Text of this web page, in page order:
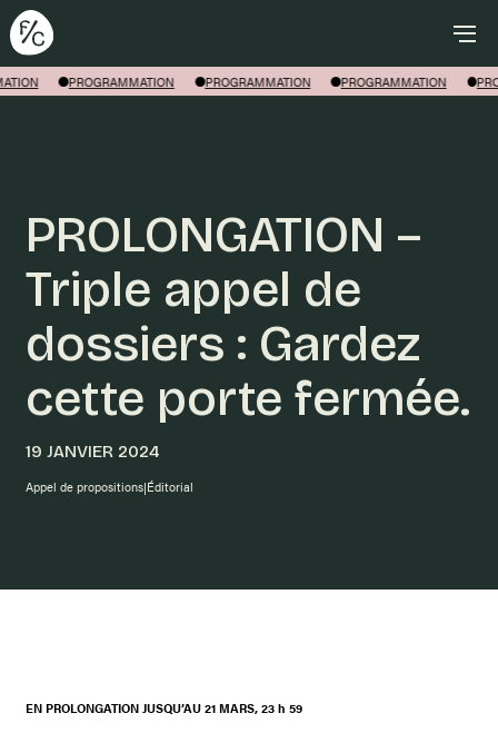
PROGRAMMATION PROGRAMMATION PROGRAMMATION
Rechercher
PROLONGATION –
Triple appel de
dossiers : Gardez
cette porte fermée.
19 JANVIER 2024
Appel de propositions|Éditorial
EN PROLONGATION JUSQU’AU 21 MARS, 23 h 59